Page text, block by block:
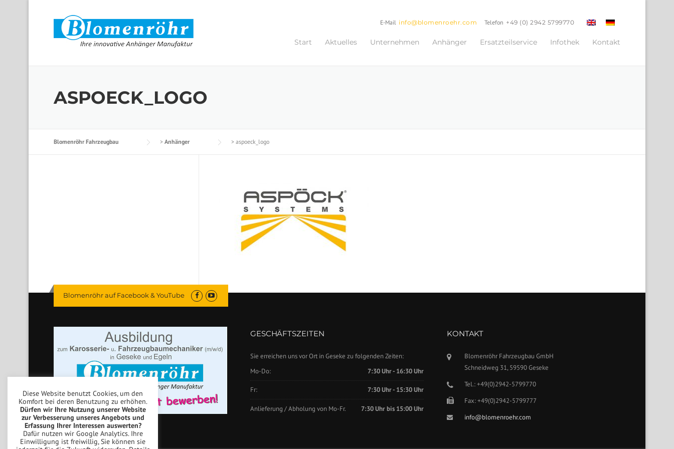
Telefon +49 (0) 2942 5799770
E-Mail info@blomenroehr.com
Start Aktuelles Unternehmen Anhänger Ersatzteilservice Infothek Kontakt
ASPOECK_LOGO
Blomenröhr Fahrzeugbau > Anhänger > aspoeck_logo
Blomenröhr auf Facebook & YouTube
GESCHÄFTSZEITEN
Sie erreichen uns vor Ort in Geseke zu folgenden Zeiten:
Mo-Do:
7:30 Uhr - 16:30 Uhr
Fr: 7:30 Uhr - 15:30 Uhr
Anlieferung / Abholung von Mo-Fr. 7:30 Uhr bis 15:00 Uhr
KONTAKT
Blomenröhr Fahrzeugbau GmbH
Schneidweg 31, 59590 Geseke
Tel.: +49(0)2942-5799770
Fax: +49(0)2942-5799777
info@blomenroehr.com
Diese Website benutzt Cookies, um den
Komfort bei deren Benutzung zu erhöhen.
Dürfen wir Ihre Nutzung unserer Website
zur Verbesserung unseres Angebots und
Erfassung Ihrer Interessen auswerten?
Dafür nutzen wir Google Analytics. Ihre
Einwilligung ist freiwillig, Sie können sie